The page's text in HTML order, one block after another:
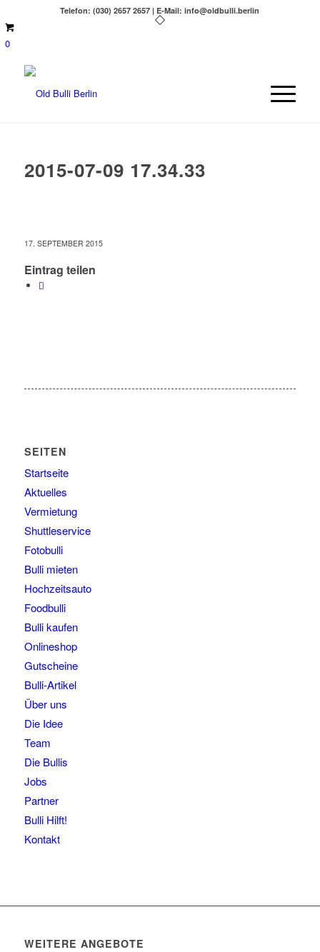
Telefon: (030) 2657 2657 | E-Mail: info@oldbulli.berlin
0
2015-07-09 17.34.33
17. SEPTEMBER 2015
Eintrag teilen
SEITEN
Startseite
Aktuelles
Vermietung
Shuttleservice
Fotobulli
Bulli mieten
Hochzeitsauto
Foodbulli
Bulli kaufen
Onlineshop
Gutscheine
Bulli-Artikel
Über uns
Die Idee
Team
Die Bullis
Jobs
Partner
Bulli Hilft!
Kontakt
WEITERE ANGEBOTE